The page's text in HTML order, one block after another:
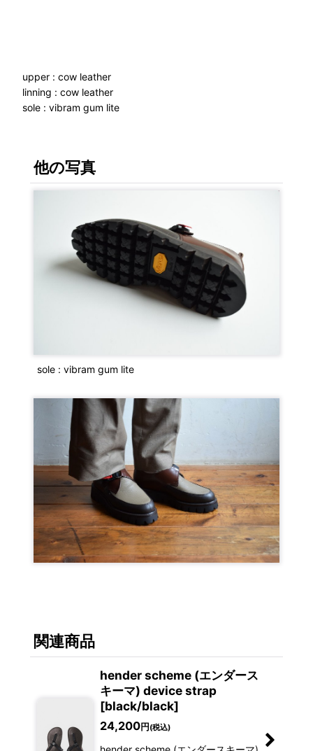
upper : cow leather
linning : cow leather
sole : vibram gum lite
他の写真
sole : vibram gum lite
関連商品
hender scheme (エンダース
キーマ) device strap
[black/black]
24,200円 (税込)